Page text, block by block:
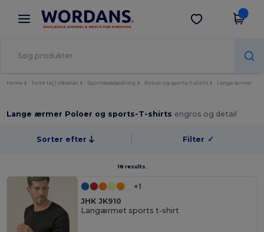
× Wordans-app
Bedre priser i appen!
Hent app
Home Tomt tøj | tilbehør Sportsbeklædning Poloer og sports-T-shirts Lange ærmer
Lange ærmer Poloer og sports-T-shirts engros og detail
Sorter efter Filter ✓
18 results.
+1
JHK JK910
Langærmet sports t-shirt